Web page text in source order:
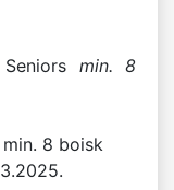
min. 8
min. 8 boisk